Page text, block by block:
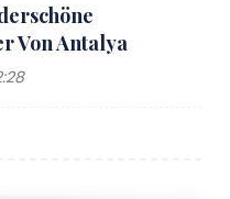
Von Antalya